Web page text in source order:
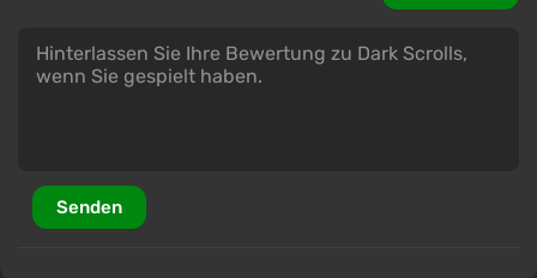
Senden